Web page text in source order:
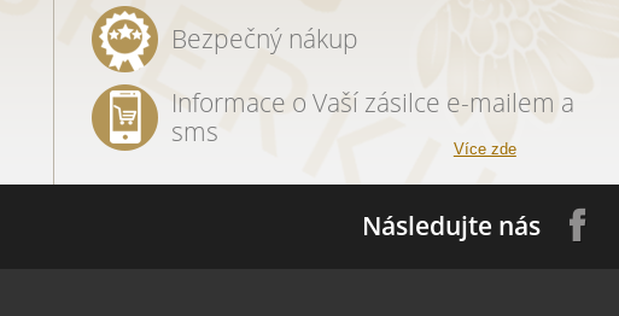
Bezpečný nákup
Informace o Vaší zásilce e-mailem a
sms
Více zde
Následujte nás